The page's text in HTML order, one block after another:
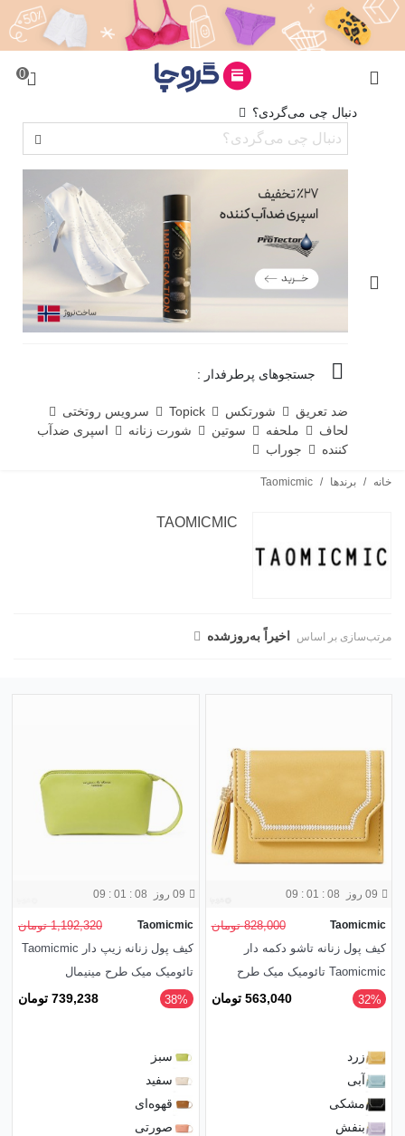
0
دنبال چی می‌گردی؟
جستجوهای پرطرفدار :
ضد تعریق شورتکس Topick
سرویس روتختی
لحاف
ملحفه سوتین شورت زنانه
اسپری ضدآب
کننده
جوراب
خانه / برندها /
Taomicmic
TAOMICMIC
مرتب‌سازی بر اساس اخیراً به‌روز‌شده
09 روز 09 : 01 : 08
Taomicmic
828,000 تومان
کیف پول زنانه تاشو دکمه دار
Taomicmic تائومیک میک طرح
گلدوزی کلاسیک
‎32% 563,040 تومان
زرد
آبی
مشکی
بنفش
09 روز 09 : 01 : 08
Taomicmic
1,192,320 تومان
کیف پول زنانه زیپ دار Taomicmic
تائومیک میک طرح مینیمال
‎38% 739,238 تومان
سبز
سفید
قهوه‌ای
صورتی